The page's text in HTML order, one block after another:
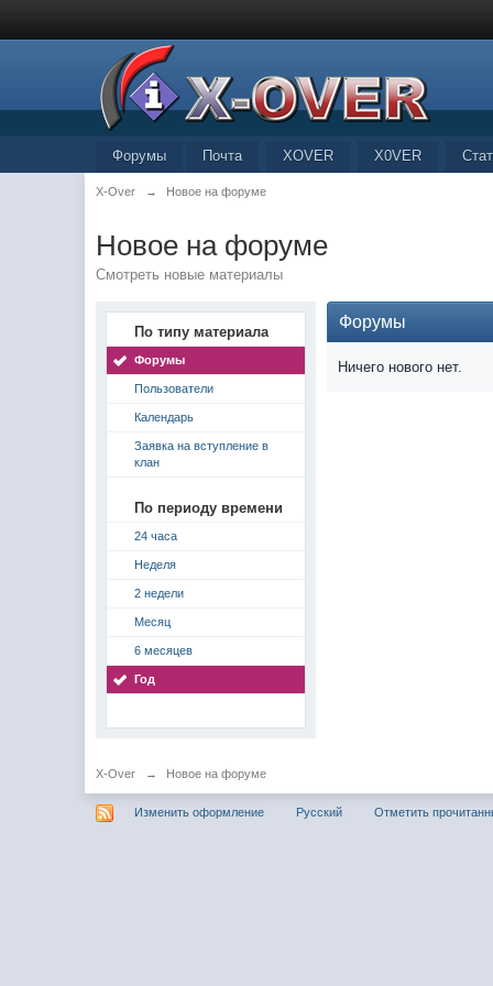
Почта XOVER X0VER
Форумы
X-Over → Новое на форуме
Новое на форуме
Смотреть новые материалы
По типу материала
Форумы
Пользователи
Календарь
Заявка на вступление в
клан
По периоду времени
24 часа
Неделя
2 недели
Месяц
6 месяцев
Год
Форумы
Ничего нового нет.
X-Over → Новое на форуме
Изменить оформление Русский Отметить